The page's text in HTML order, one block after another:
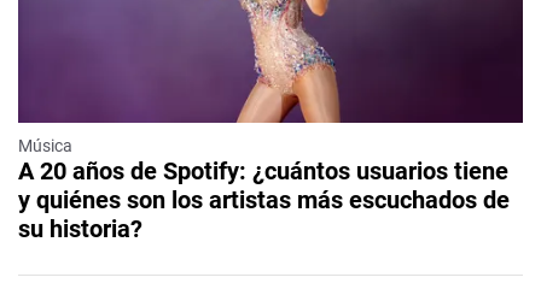
Música
A 20 años de Spotify: ¿cuántos usuarios tiene
y quiénes son los artistas más escuchados de
su historia?